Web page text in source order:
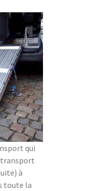
qui
transport
à
toute la